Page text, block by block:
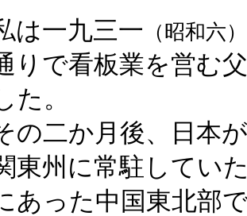
は一九三一 （昭和六）
りで看板業を営む
た。
二か月後、日本
東州に常駐してい
あった中国東北部